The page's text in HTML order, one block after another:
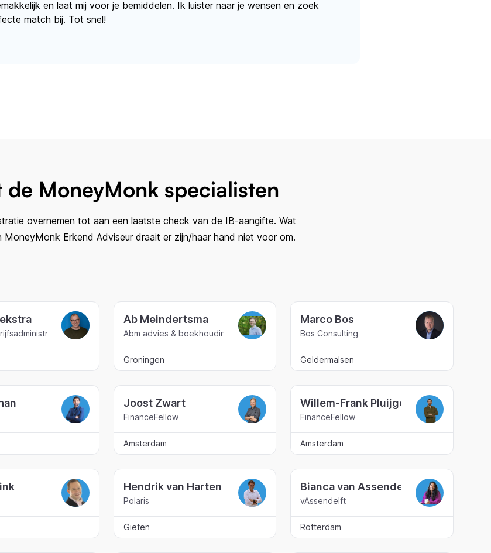
en laat mij voor je bemiddelen. Ik luister naar je wensen en zoek
match bij. Tot snel!
de MoneyMonk specialisten
overnemen tot aan een laatste check van de IB-aangifte. Wat
MoneyMonk Erkend Adviseur draait er zijn/haar hand niet voor om.
B.V.
Ab Meindertsma
Abm advies & boekhouding
Groningen
Marco Bos
Bos Consulting
Geldermalsen
Joost Zwart
FinanceFellow
Amsterdam
Willem-Frank Pluijgers
FinanceFellow
Amsterdam
Hendrik van Harten
Polaris
Gieten
Bianca van Assendelft
vAssendelft
Rotterdam